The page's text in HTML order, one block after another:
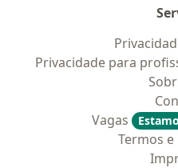
Privacidade para
Vagas
Termos e